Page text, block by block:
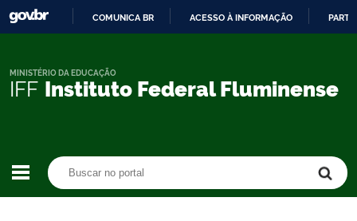
CONTEÚDO
COMUNICA BR ACESSO À INFORMAÇÃO
IFF Instituto Federal Fluminense
MINISTÉRIO DA EDUCAÇÃO